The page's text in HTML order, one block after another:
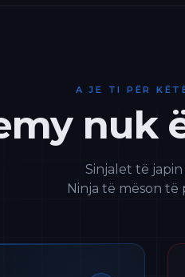
A JE TI PËR
nuk
Sinjalet të japin
Ninja të mëson të